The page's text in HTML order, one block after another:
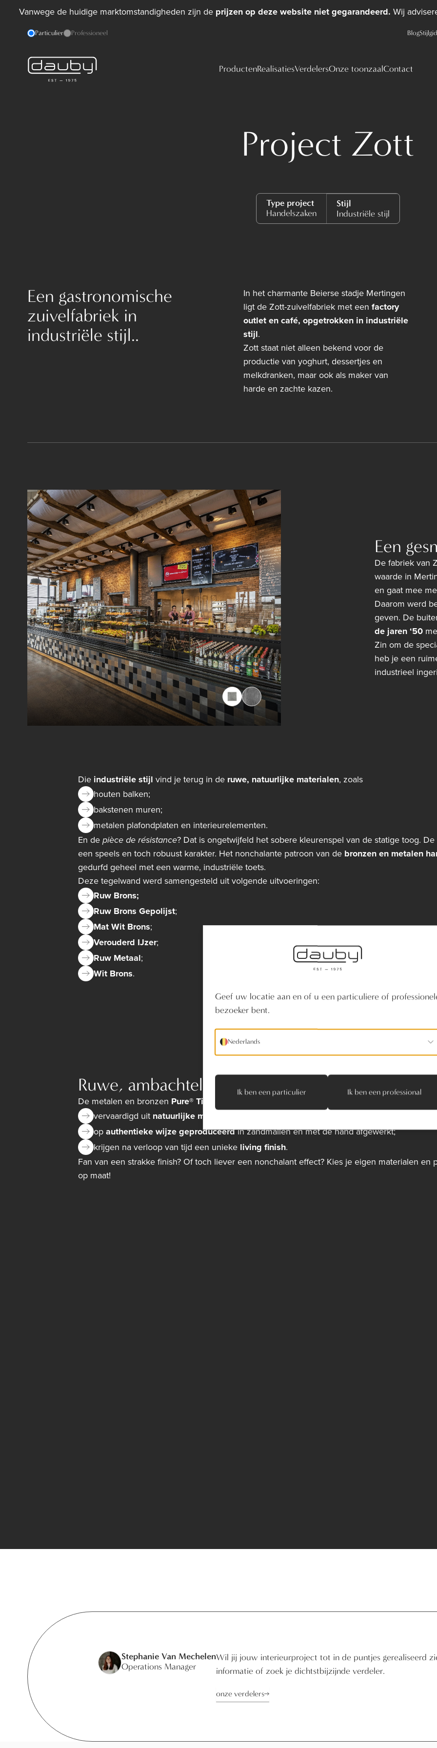
Vanwege de huidige marktomstandigheden zijn de prijzen op deze website niet gegarandeerd. Wij
Particulier Professioneel Blog
ProductenRealisatiesVerdelersOnze toonzaal Contact
Project Zott
Type project
Handelszaken
Stijl
Industriële stijl
Een gastronomische
zuivelfabriek in
industriële stijl..
In het charmante Beierse stadje Mertingen
ligt de Zott-zuivelfabriek met een factory
outlet en café, opgetrokken in industriële
stijl.
Zott staat niet alleen bekend voor de
productie van yoghurt, dessertjes en
melkdranken, maar ook als maker van
harde en zachte kazen.
Een
De fabriek van
waarde in
en gaat mee
Daarom werd
geven. De
de jaren ‘50
Zin om de
heb je een
industrieel
Die industriële stijl vind je terug in de ruwe, natuurlijke materialen, zoals
houten balken;
bakstenen muren;
metalen plafondplaten en interieurelementen.
En depièce de résistance? Dat is ongetwijfeld het sobere kleurenspel van de statige toog. De
een speels en toch robuust karakter. Het nonchalante patroon van de bronzen en metalen
gedurfd geheel met een warme, industriële toets.
Deze tegelwand werd samengesteld uit volgende uitvoeringen:
Ruw Brons;
Ruw Brons Gepolijst;
Mat Wit Brons;
Verouderd IJzer;
Ruw Metaal;
Wit Brons.
Ruwe, ambachtelijke tegels als kers op de taart
De metalen en bronzen Pure® Tiles
vervaardigd uit natuurlijke materialen
opauthentieke wijze geproduceerdin zandmallen en met de hand afgewerkt;
krijgen na verloop van tijd een unieke living finish.
Fan van een strakke finish? Of toch liever een nonchalant effect? Kies je eigen materialen en
op maat!
Stephanie Van Mechelen
Operations Manager
Wil jij jouw interieurproject tot in de puntjes gerealiseerd
informatie of zoek je dichtstbijzijnde verdeler.
onze verdelers
Geef uw locatie aan en of u een particuliere of
bezoeker bent.
Nederlands
Ik ben een particulier Ik ben een professional